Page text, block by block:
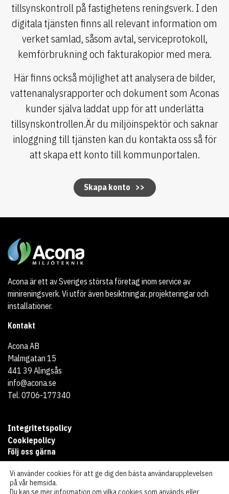
tillsynskontroll på fastighetens reningsverk. I den
digitala tjänsten finns all relevant information om
verket samlad, såsom avtal, serviceprotokoll,
kemförbrukning och fakturakopior med mera.
Här finns också möjlighet att analysera de bilder,
vattenanalysrapporter och dokument som Aconas
kunder själva laddat upp för att underlätta
tillsynskontrollen.Är du miljöinspektör och saknar
inloggning till tjänsten kan du kontakta oss så för
att skapa ett konto till kommunportalen.
Skapa konto
Acona är ett av Sveriges största företag inom service av
minireningsverk. Vi utför även besiktningar, projekteringar och
installationer.
Kontakt
Acona AB
Malmgatan 15
441 39 Alingsås
info@acona.se
Tel. 0706-177340
Integritetspolicy
Cookiepolicy
Följ oss gärna
Vi använder cookies för att ge dig den bästa användarupplevelsen
på vår hemsida.
Du kan se mer information om vilka cookies som används eller